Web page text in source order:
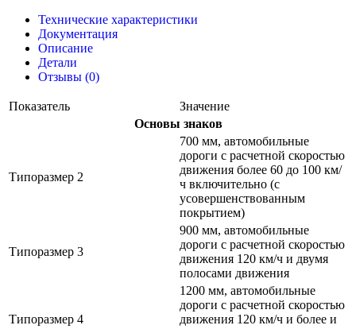
Технические характеристики
Документация
Описание
Детали
Отзывы (0)
Показатель
Значение
Основы знаков
Типоразмер 2
700 мм, автомобильные
дороги с расчетной скоростью
движения более 60 до 100 км/
ч включительно (с
усовершенствованным
покрытием)
Типоразмер 3
900 мм, автомобильные
дороги с расчетной скоростью
движения 120 км/ч и двумя
полосами движения
Типоразмер 4
1200 мм, автомобильные
дороги с расчетной скоростью
движения 120 км/ч и более и